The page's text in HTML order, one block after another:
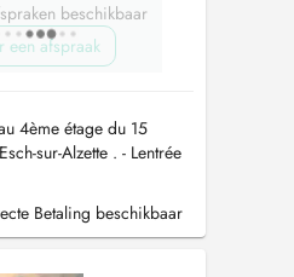
beschikbaar
een afspraak
4ème étage du 15
sur-Alzette . - Lentrée
juste à droite de l'entrée
Rouges. -
parking Escher Parkhaus
Betaling beschikbaar